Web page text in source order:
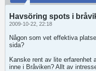
Havsöring spots i
2009-10-22, 22:18
Någon som vet effektiva
sida?
Kanske rent av lite erfarenhet
inne i Bråviken? Allt av